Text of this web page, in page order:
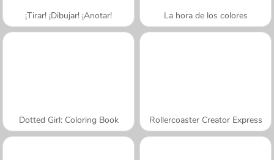
¡Tirar! ¡Dibujar! ¡Anotar! La hora de los colores
Dotted Girl: Coloring Book Rollercoaster Creator Express